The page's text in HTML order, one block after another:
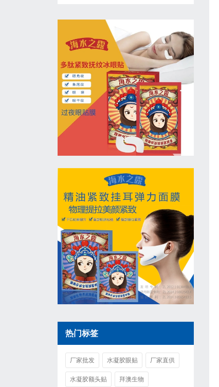
热门标签
厂家批发 水凝胶眼贴 厂家直供
水凝胶额头贴 拜澳生物